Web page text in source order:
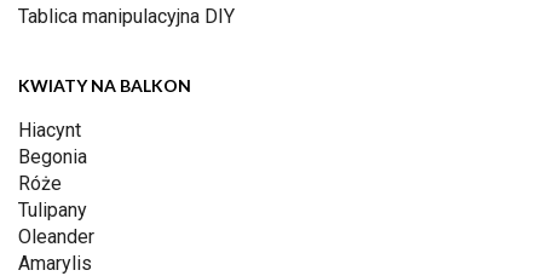
Tablica manipulacyjna DIY
KWIATY NA BALKON
Hiacynt
Begonia
Róże
Tulipany
Oleander
Amarylis